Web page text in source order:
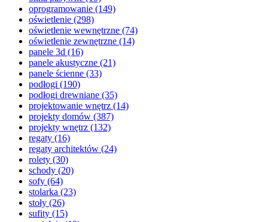
oprogramowanie (149)
oświetlenie (298)
oświetlenie wewnętrzne (74)
oświetlenie zewnętrzne (14)
panele 3d (16)
panele akustyczne (21)
panele ścienne (33)
podłogi (190)
podłogi drewniane (35)
projektowanie wnętrz (14)
projekty domów (387)
projekty wnętrz (132)
regaty (16)
regaty architektów (24)
rolety (30)
schody (20)
sofy (64)
stolarka (23)
stoły (26)
sufity (15)